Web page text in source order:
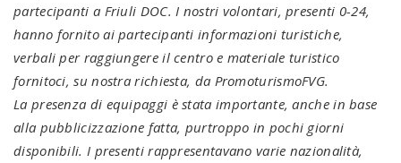
partecipanti a Friuli DOC. I nostri volontari, presenti 0-24,
hanno fornito ai partecipanti informazioni turistiche,
verbali per raggiungere il centro e materiale turistico
fornitoci, su nostra richiesta, da PromoturismoFVG.
La presenza di equipaggi è stata importante, anche in base
alla pubblicizzazione fatta, purtroppo in pochi giorni
disponibili. I presenti rappresentavano varie nazionalità,